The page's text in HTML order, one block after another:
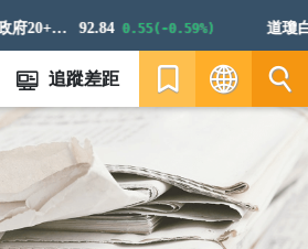
ICE美國政府20+年期債券指數 92.84 0.55(-0.59%) 道瓊白銀
追蹤差距
EN